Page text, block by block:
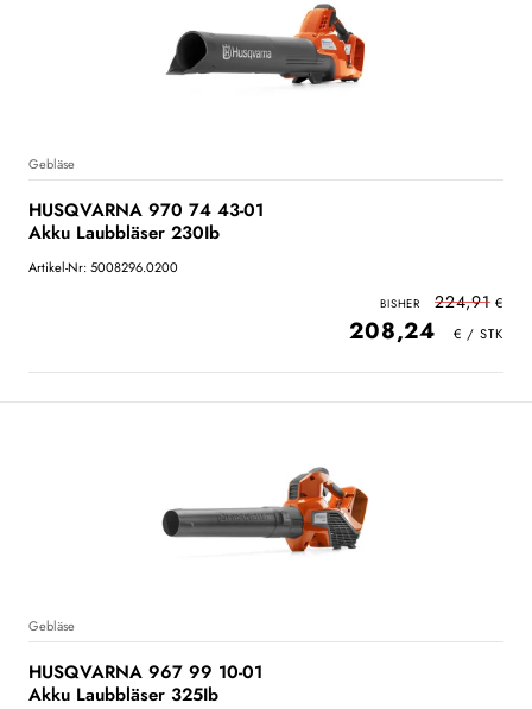
Gebläse
HUSQVARNA 970 74 43-01
Akku Laubbläser 230Ib
Artikel-Nr: 5008296.0200
224,91
208,24
Gebläse
HUSQVARNA 967 99 10-01
Akku Laubbläser 325Ib